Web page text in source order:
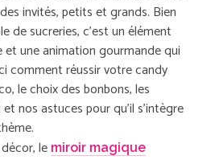
invités, petits et grands. Bien
de sucreries, c’est un élément
une animation gourmande qui
comment réussir votre candy
le choix des bonbons, les
nos astuces pour qu’il s’intègre
le miroir magique